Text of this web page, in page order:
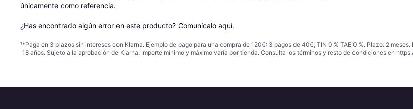
únicamente como referencia.
¿Has encontrado algún error en este producto? Comunícalo aquí.
¹*Paga en 3 plazos sin intereses con Klarna. Ejemplo de pago para una compra de 120€: 3 pagos de 40€, TIN 0 % TAE 0 %. Plazo: 2
18 años. Sujeto a la aprobación de Klarna. Importe mínimo y máximo varía por tienda. Consulta los términos y resto de condiciones en